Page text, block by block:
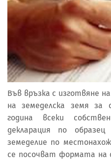
Във връзка с изготвяне
на земеделска земя за
година всеки
декларация по
земеделие по
се посочват формата на